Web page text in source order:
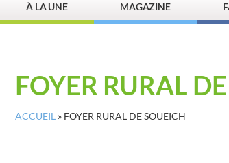
À LA UNE MAGAZINE
FOYER RURAL
ACCUEIL » FOYER RURAL DE SOUEICH